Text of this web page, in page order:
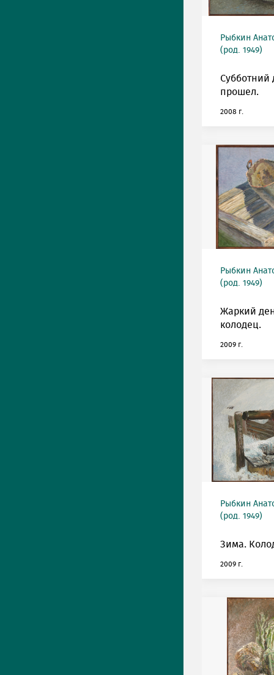
Рыбкин
(род. 1949)
Субботний
прошел.
2008 г.
Рыбкин
(род. 1949)
Жаркий
колодец.
2009 г.
Рыбкин
(род. 1949)
Зима.
2009 г.